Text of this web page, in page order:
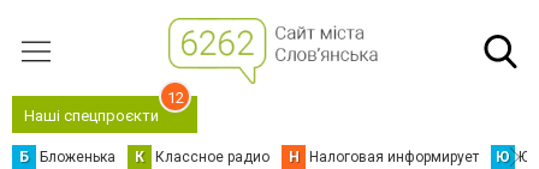
Наші спецпроєкти
12
Б Бложенька К Классное радио Н Налоговая информирует Ю